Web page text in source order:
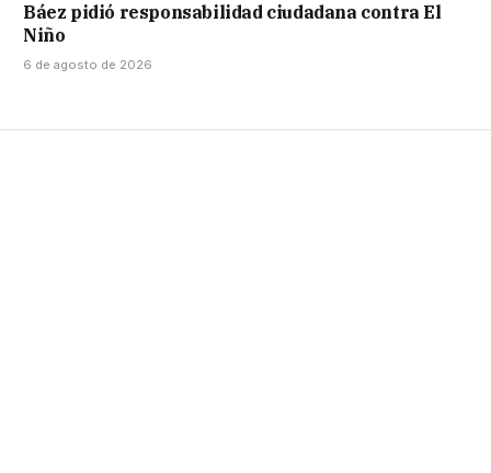
Báez pidió responsabilidad ciudadana contra El
Niño
6 de agosto de 2026